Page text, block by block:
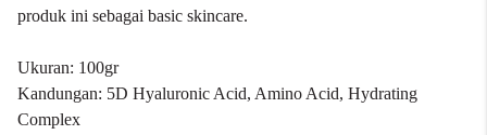
produk ini sebagai basic skincare.
Ukuran: 100gr
Kandungan: 5D Hyaluronic Acid, Amino Acid, Hydrating
Complex